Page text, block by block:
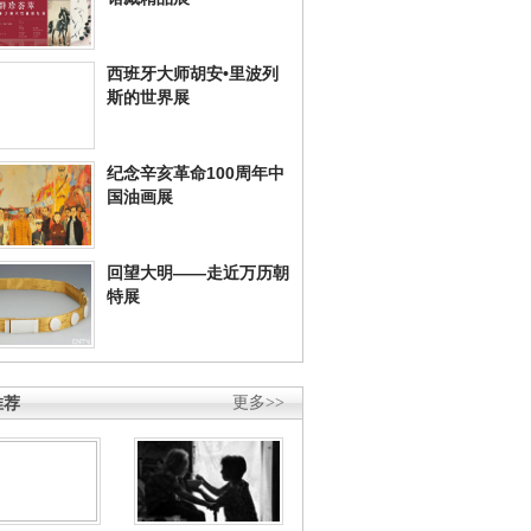
西班牙大师胡安•里波列
斯的世界展
纪念辛亥革命100周年中
国油画展
回望大明——走近万历朝
特展
更多>>
荐